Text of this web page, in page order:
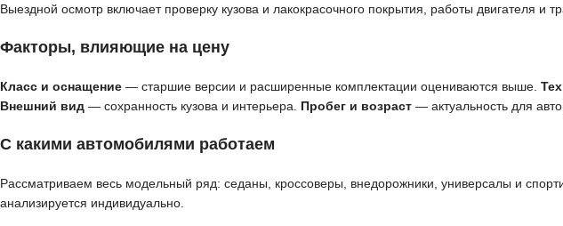
Выездной осмотр включает проверку кузова и лакокрасочного покрытия, работы двигателя и
Факторы, влияющие на цену
Класс и оснащение — старшие версии и расширенные комплектации оцениваются выше.
Внешний вид — сохранность кузова и интерьера. Пробег и возраст — актуальность для
С какими автомобилями работаем
Рассматриваем весь модельный ряд: седаны, кроссоверы, внедорожники, универсалы и
анализируется индивидуально.